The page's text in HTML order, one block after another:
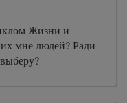
Жизни и
мне людей? Ради